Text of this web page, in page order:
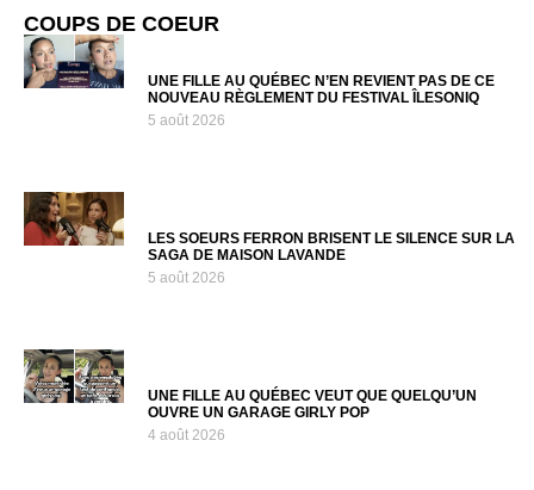
COUPS DE COEUR
UNE FILLE AU QUÉBEC N’EN REVIENT PAS DE CE
NOUVEAU RÈGLEMENT DU FESTIVAL ÎLESONIQ
5 août 2026
LES SOEURS FERRON BRISENT LE SILENCE SUR LA
SAGA DE MAISON LAVANDE
5 août 2026
UNE FILLE AU QUÉBEC VEUT QUE QUELQU’UN
OUVRE UN GARAGE GIRLY POP
4 août 2026